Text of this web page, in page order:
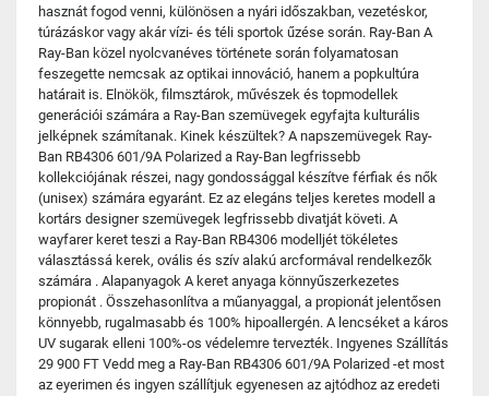
hasznát fogod venni, különösen a nyári időszakban, vezetéskor,
túrázáskor vagy akár vízi- és téli sportok űzése során. Ray-Ban A
Ray-Ban közel nyolcvanéves története során folyamatosan
feszegette nemcsak az optikai innováció, hanem a popkultúra
határait is. Elnökök, filmsztárok, művészek és topmodellek
generációi számára a Ray-Ban szemüvegek egyfajta kulturális
jelképnek számítanak. Kinek készültek? A napszemüvegek Ray-
Ban RB4306 601/9A Polarized a Ray-Ban legfrissebb
kollekciójának részei, nagy gondossággal készítve férfiak és nők
(unisex) számára egyaránt. Ez az elegáns teljes keretes modell a
kortárs designer szemüvegek legfrissebb divatját követi. A
wayfarer keret teszi a Ray-Ban RB4306 modelljét tökéletes
választássá kerek, ovális és szív alakú arcformával rendelkezők
számára . Alapanyagok A keret anyaga könnyűszerkezetes
propionát . Összehasonlítva a műanyaggal, a propionát jelentősen
könnyebb, rugalmasabb és 100% hipoallergén. A lencséket a káros
UV sugarak elleni 100%-os védelemre tervezték. Ingyenes Szállítás
29 900 FT Vedd meg a Ray-Ban RB4306 601/9A Polarized -et most
az eyerimen és ingyen szállítjuk egyenesen az ajtódhoz az eredeti